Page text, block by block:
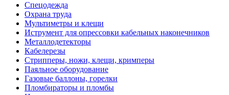
Спецодежда
Охрана труда
Мультиметры и клещи
Иструмент для опрессовки кабельных наконечников
Металлодетекторы
Кабелерезы
Стрипперы, ножи, клещи, кримперы
Паяльное оборудование
Газовые баллоны, горелки
Пломбираторы и пломбы